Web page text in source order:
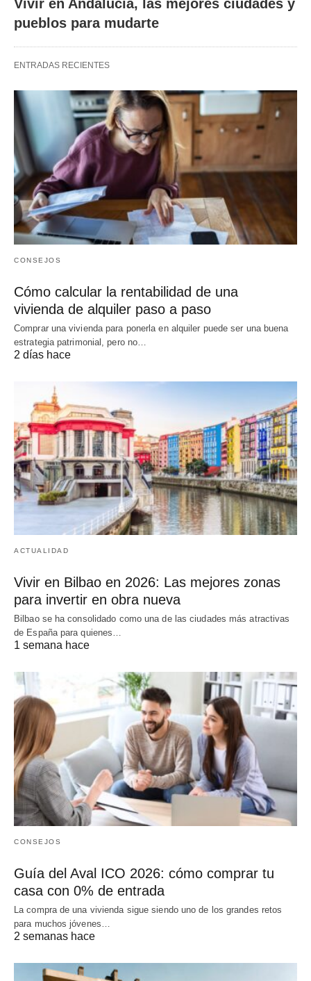
Vivir en Andalucía, las mejores ciudades y
pueblos para mudarte
ENTRADAS RECIENTES
CONSEJOS
Cómo calcular la rentabilidad de una
vivienda de alquiler paso a paso
Comprar una vivienda para ponerla en alquiler puede ser una buena
estrategia patrimonial, pero no…
2 días hace
ACTUALIDAD
Vivir en Bilbao en 2026: Las mejores zonas
para invertir en obra nueva
Bilbao se ha consolidado como una de las ciudades más atractivas
de España para quienes…
1 semana hace
CONSEJOS
Guía del Aval ICO 2026: cómo comprar tu
casa con 0% de entrada
La compra de una vivienda sigue siendo uno de los grandes retos
para muchos jóvenes…
2 semanas hace